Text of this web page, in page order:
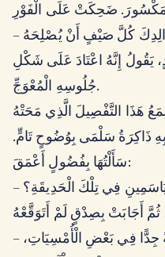
– بِالطَّبْعِ أَتَذَكَّرُهُ! كُنْتُ أُلِحُّ عَلَى وَالِدِكَ كُلَّ صَيْفٍ أَنْ يُصْلِحَهُ
يَقُولُ إِنَّهُ اعْتَادَ عَلَى شَكْلِ
جُلُوسِهِ الْمُعْوَجِّ.
هَذَا التَّفْصِيلَ الَّذِي مَحَتْهُ
بِهِ ذَاكِرَةُ سَلْمَى بِوُضُوحٍ تَامٍّ.
سَأَلْتُهَا بِفُضُولٍ أَعْمَقَ:
فِي تِلْكَ الْحَدِيقَةِ؟
– بِصَرَاحَةٍ، أَتَذَكَّرُ أَنَّهَا كَانَتْ قَوِيَّةً جِدًّا فِي بَعْضِ الْأُمْسِيَاتِ،